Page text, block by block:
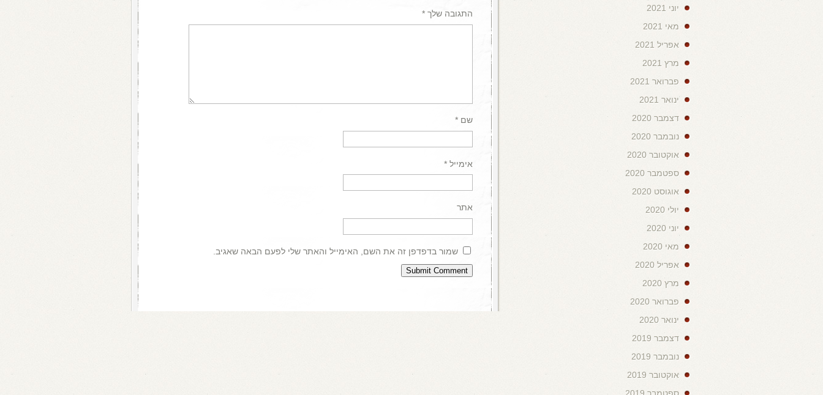
התגובה שלך *
שם *
אימייל *
אתר
שמור בדפדפן זה את השם, האימייל והאתר שלי לפעם הבאה שאגיב.
יוני 2021
מאי 2021
אפריל 2021
מרץ 2021
פברואר 2021
ינואר 2021
דצמבר 2020
נובמבר 2020
אוקטובר 2020
ספטמבר 2020
אוגוסט 2020
יולי 2020
יוני 2020
מאי 2020
אפריל 2020
מרץ 2020
פברואר 2020
ינואר 2020
דצמבר 2019
נובמבר 2019
אוקטובר 2019